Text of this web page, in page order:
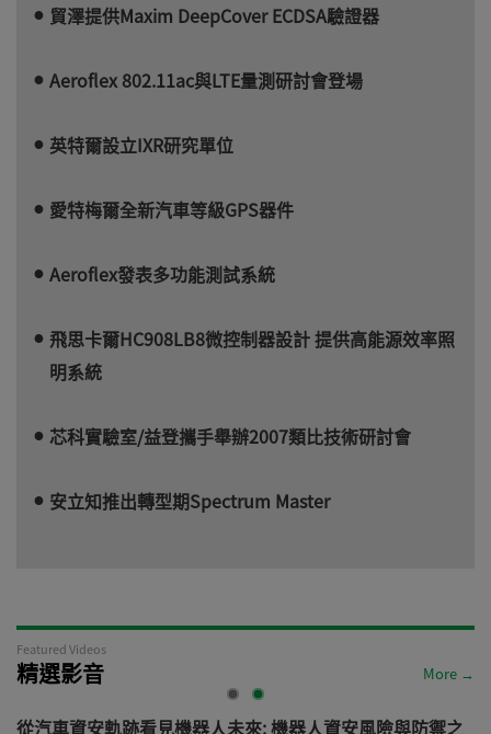
貿澤提供Maxim DeepCover ECDSA驗證器
Aeroflex 802.11ac與LTE量測研討會登場
英特爾設立IXR研究單位
愛特梅爾全新汽車等級GPS器件
Aeroflex發表多功能測試系統
飛思卡爾HC908LB8微控制器設計 提供高能源效率照
明系統
芯科實驗室/益登攜手舉辦2007類比技術研討會
安立知推出轉型期Spectrum Master
Featured Videos
精選影音 More →
從汽車資安軌跡看見機器人未來: 機器人資安風險與防禦之